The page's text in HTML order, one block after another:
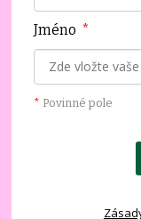
Jméno *
* Povinné pole